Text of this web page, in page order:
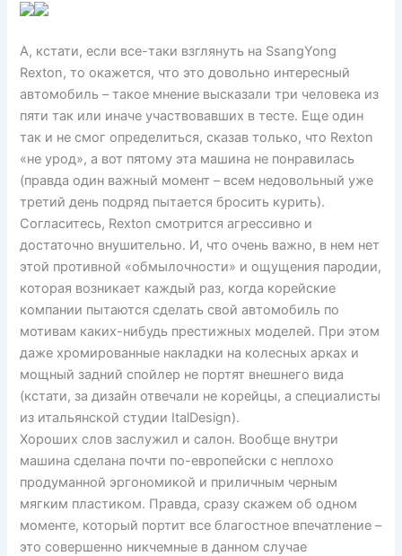
А, кстати, если все-таки взглянуть на SsangYong
Rexton, то окажется, что это довольно интересный
автомобиль – такое мнение высказали три человека из
пяти так или иначе участвовавших в тесте. Еще один
так и не смог определиться, сказав только, что Rexton
«не урод», а вот пятому эта машина не понравилась
(правда один важный момент – всем недовольный уже
третий день подряд пытается бросить курить).
Согласитесь, Rexton смотрится агрессивно и
достаточно внушительно. И, что очень важно, в нем нет
этой противной «обмылочности» и ощущения пародии,
которая возникает каждый раз, когда корейские
компании пытаются сделать свой автомобиль по
мотивам каких-нибудь престижных моделей. При этом
даже хромированные накладки на колесных арках и
мощный задний спойлер не портят внешнего вида
(кстати, за дизайн отвечали не корейцы, а специалисты
из итальянской студии ItalDesign).
Хороших слов заслужил и салон. Вообще внутри
машина сделана почти по-европейски с неплохо
продуманной эргономикой и приличным черным
мягким пластиком. Правда, сразу скажем об одном
моменте, который портит все благостное впечатление –
это совершенно никчемные в данном случае